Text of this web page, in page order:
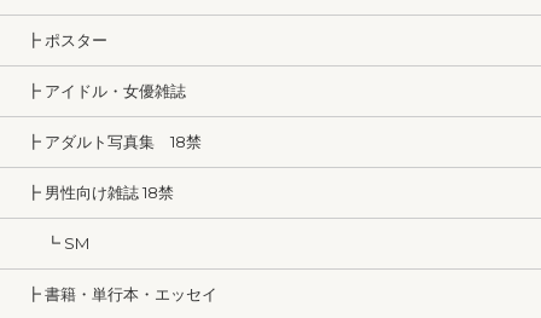
┣ ポスター
┣ アイドル・女優雑誌
┣ アダルト写真集 18禁
┣ 男性向け雑誌 18禁
┗ SM
┣ 書籍・単行本・エッセイ